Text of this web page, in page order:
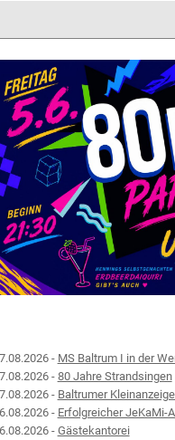
- MS Baltrum I in der
-80 Jahre Strandsingen
- Baltrumer
- Erfolgreicher JeKaMi-
-Gästekantorei